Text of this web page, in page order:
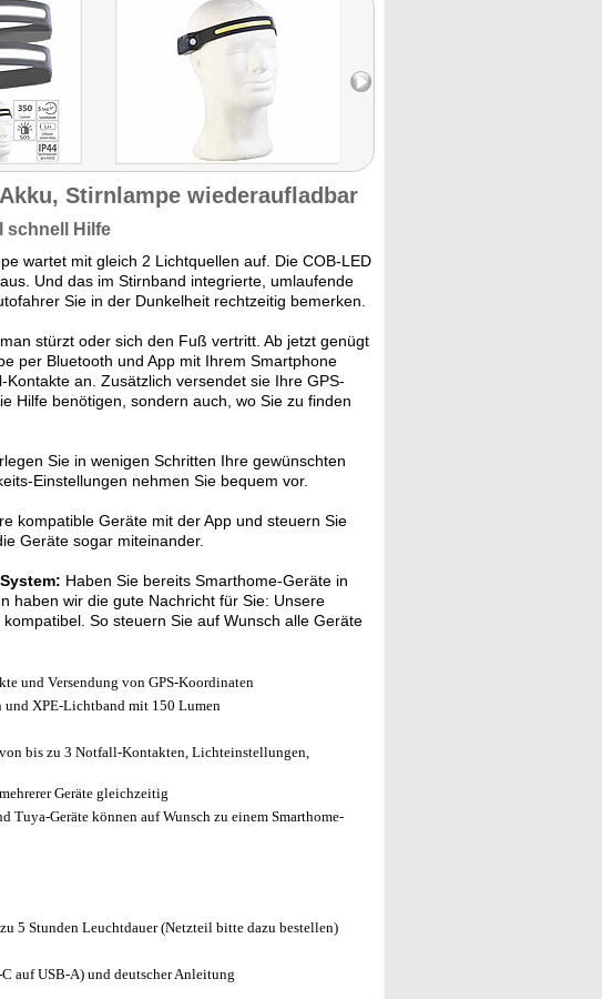
Stirnlampe wiederaufladbar
schnell Hilfe
wartet mit gleich 2 Lichtquellen auf. Die COB-LED
Und das im Stirnband integrierte, umlaufende
Sie in der Dunkelheit rechtzeitig bemerken.
stürzt oder sich den Fuß vertritt. Ab jetzt genügt
per Bluetooth und App mit Ihrem Smartphone
an. Zusätzlich versendet sie Ihre GPS-
Hilfe benötigen, sondern auch, wo Sie zu finden
Sie in wenigen Schritten Ihre gewünschten
Einstellungen nehmen Sie bequem vor.
kompatible Geräte mit der App und steuern Sie
Geräte sogar miteinander.
Haben Sie bereits Smarthome-Geräte in
haben wir die gute Nachricht für Sie: Unsere
So steuern Sie auf Wunsch alle Geräte
und Versendung von GPS-Koordinaten
XPE-Lichtband mit 150 Lumen
bis zu 3 Notfall-Kontakten, Lichteinstellungen,
Geräte gleichzeitig
Tuya-Geräte können auf Wunsch zu einem Smarthome-
5 Stunden Leuchtdauer (Netzteil bitte dazu bestellen)
auf USB-A) und deutscher Anleitung